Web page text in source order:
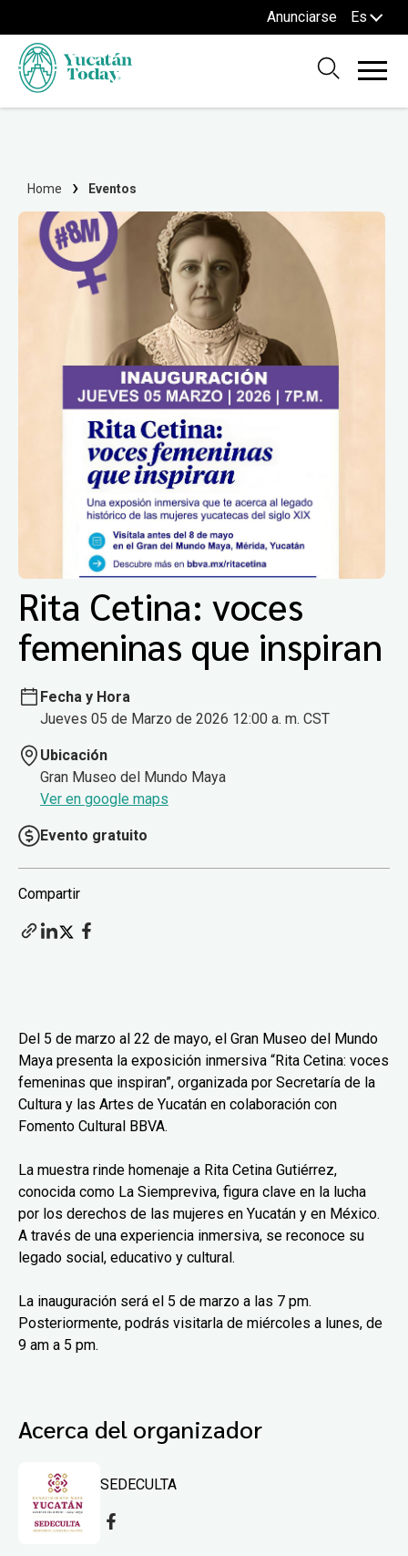
Anunciarse Es
Home Eventos
Rita Cetina: voces
femeninas que inspiran
Fecha y Hora
Jueves 05 de Marzo de 2026 12:00 a. m. CST
Ubicación
Gran Museo del Mundo Maya
Ver en google maps
Evento gratuito
Compartir
Del 5 de marzo al 22 de mayo, el Gran Museo del Mundo
Maya presenta la exposición inmersiva “Rita Cetina: voces
femeninas que inspiran”, organizada por Secretaría de la
Cultura y las Artes de Yucatán en colaboración con
Fomento Cultural BBVA.
La muestra rinde homenaje a Rita Cetina Gutiérrez,
conocida como La Siempreviva, figura clave en la lucha
por los derechos de las mujeres en Yucatán y en México.
A través de una experiencia inmersiva, se reconoce su
legado social, educativo y cultural.
La inauguración será el 5 de marzo a las 7 pm.
Posteriormente, podrás visitarla de miércoles a lunes, de
9 am a 5 pm.
Acerca del organizador
SEDECULTA